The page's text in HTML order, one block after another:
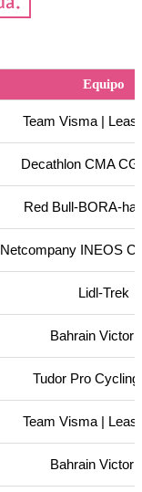
Equipo
Team Visma |
Decathlon CMA
Red Bull-BORA-
Netcompany INEOS
Lidl-Trek
Bahrain
Tudor Pro Cycling
Team Visma |
Bahrain